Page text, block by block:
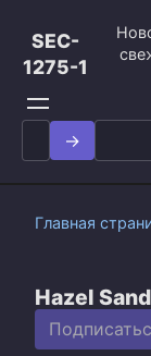
контенту
SEC-
1275-1
Search
for:
Главная
Hazel